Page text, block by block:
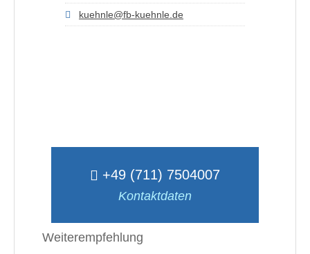
kuehnle@fb-kuehnle.de
+49 (711) 7504007
Kontaktdaten
Weiterempfehlung